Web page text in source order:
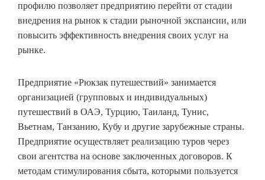
профилю позволяет предприятию перейти от стадии
внедрения на рынок к стадии рыночной экспансии, или
повысить эффективность внедрения своих услуг на
рынке.
Предприятие «Рюкзак путешествий» занимается
организацией (групповых и индивидуальных)
путешествий в ОАЭ, Турцию, Таиланд, Тунис,
Вьетнам, Танзанию, Кубу и другие зарубежные страны.
Предприятие осуществляет реализацию туров через
свои агентства на основе заключенных договоров. К
методам стимулирования сбыта, которыми пользуется